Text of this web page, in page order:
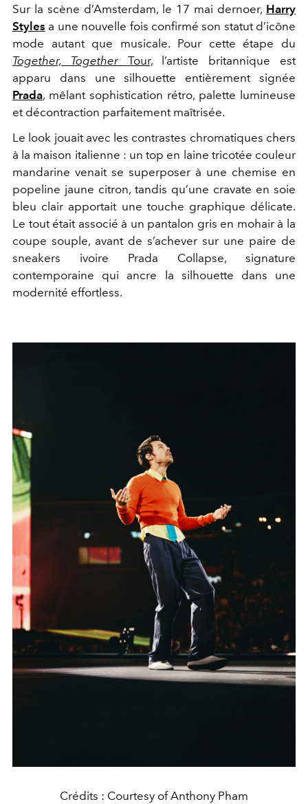
Sur la scène d’Amsterdam, le 17 mai dernoer, Harry
Styles a une nouvelle fois confirmé son statut d’icône
mode autant que musicale. Pour cette étape du
Together, Together Tour,l’artiste britannique est
apparu dans une silhouette entièrement signée
Prada, mêlant sophistication rétro, palette lumineuse
et décontraction parfaitement maîtrisée.
Le look jouait avec les contrastes chromatiques chers
à la maison italienne : un top en laine tricotée couleur
mandarine venait se superposer à une chemise en
popeline jaune citron, tandis qu’une cravate en soie
bleu clair apportait une touche graphique délicate.
Le tout était associé à un pantalon gris en mohair à la
coupe souple, avant de s’achever sur une paire de
sneakers ivoire Prada Collapse, signature
contemporaine qui ancre la silhouette dans une
modernité effortless.
Crédits : Courtesy of Anthony Pham